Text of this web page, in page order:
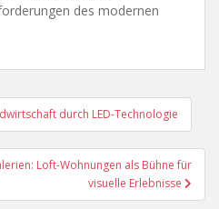
des modernen
durch LED-Technologie
Loft-Wohnungen als Bühne für
visuelle Erlebnisse